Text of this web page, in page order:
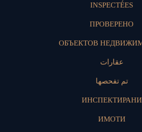
INSPECTÉES
ПРОВЕРЕНО
ОБЪЕКТОВ
عقارات
تم تفحصها
ИНСПЕКТИРАНИ
ИМОТИ